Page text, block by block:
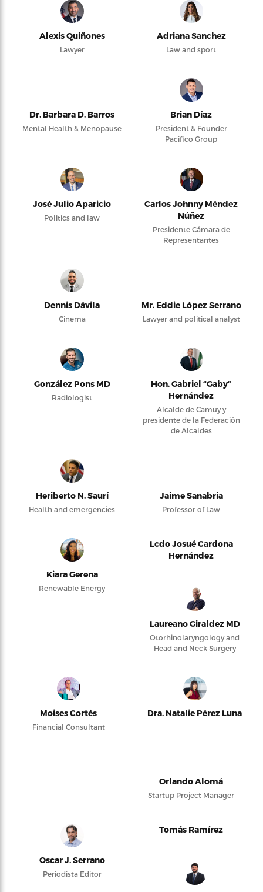
Alexis Quiñones
Lawyer
Adriana Sanchez
Law and sport
Dr. Barbara D. Barros
Mental Health & Menopause
Brian Díaz
President & Founder
Pacifico Group
José Julio Aparicio
Politics and law
Carlos Johnny Méndez
Núñez
Presidente Cámara de
Representantes
Dennis Dávila
Cinema
Mr. Eddie López Serrano
Lawyer and political analyst
González Pons MD
Radiologist
Hon. Gabriel “Gaby”
Hernández
Alcalde de Camuy y
presidente de la Federación
de Alcaldes
Heriberto N. Saurí
Health and emergencies
Jaime Sanabria
Professor of Law
Kiara Gerena
Renewable Energy
Lcdo Josué Cardona
Hernández
Laureano Giraldez MD
Otorhinolaryngology and
Head and Neck Surgery
Moises Cortés
Financial Consultant
Dra. Natalie Pérez Luna
Orlando Alomá
Startup Project Manager
Oscar J. Serrano
Periodista Editor
Tomás Ramírez